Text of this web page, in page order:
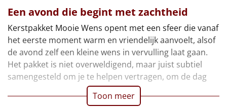
Alle artikelen
Overige
Ideeën
Personeel
Een avond die begint met zachtheid
Kerstpakket Mooie Wens opent met een sfeer die vanaf
het eerste moment warm en vriendelijk aanvoelt, alsof
de avond zelf een kleine wens in vervulling laat gaan.
Het pakket is niet overweldigend, maar juist subtiel
samengesteld om je te helpen vertragen, om de dag
Toon meer